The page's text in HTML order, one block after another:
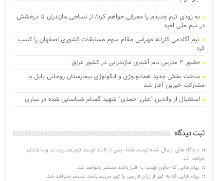
به زودی تیم جدیدم را معرفی خواهم کرد/ از نساجی مازندران تا درخشش
در تیم ملی امید
تیم آکادمی کاراته مهراس مقام سوم مسابقات کشوری اصفهان را کسب
کرد
حضور ۲ مدرس نام آشنای مازندرانی در کشور عراق
ساخت بخش جدید هماتولوژی و انکولوژی بیمارستان روحانی بابل با
مشارکت خیرین آغاز شد
استقبال از والدین “علی احمدی” شهید گمنام شناسایی شده در ساری
ثبت دیدگاه
دیدگاه های ارسال شده توسط شما، پس از تایید توسط تیم مدیریت در وب منتشر
خواهد شد.
پیام هایی که حاوی تهمت یا افترا باشد منتشر نخواهد شد.
پیام هایی که به غیر از زبان فارسی یا غیر مرتبط باشد منتشر نخواهد شد.